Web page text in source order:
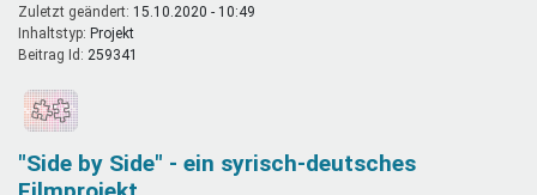
Zuletzt geändert: 15.10.2020 - 10:49
Inhaltstyp:
projekt
Beitrag Id: 259341
"Side by Side" - ein syrisch-deutsches